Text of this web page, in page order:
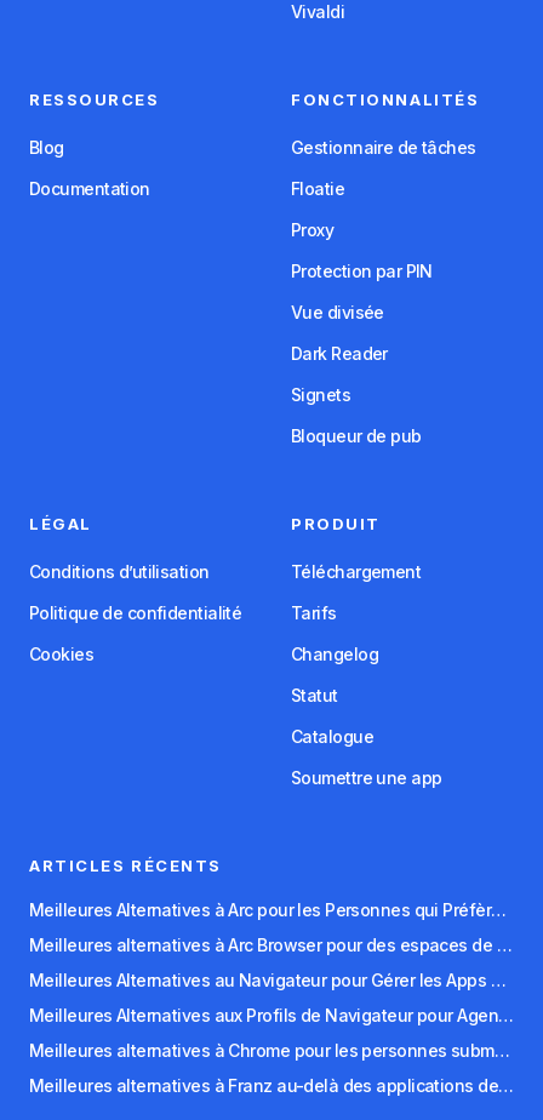
Vivaldi
RESSOURCES
Blog
Documentation
FONCTIONNALITÉS
Gestionnaire de tâches
Floatie
Proxy
Protection par PIN
Vue divisée
Dark Reader
Signets
Bloqueur de pub
LÉGAL
Conditions d’utilisation
Politique de confidentialité
Cookies
PRODUIT
Téléchargement
Tarifs
Changelog
Statut
Catalogue
Soumettre une app
ARTICLES RÉCENTS
Meilleures Alternatives à Arc pour les Personnes qui Préfèrent les Flux de Travail au Clavier
Meilleures alternatives à Arc Browser pour des espaces de travail organisés
Meilleures Alternatives au Navigateur pour Gérer les Apps SaaS
Meilleures Alternatives aux Profils de Navigateur pour Agences et Freelances
Meilleures alternatives à Chrome pour les personnes submergées par les onglets
Meilleures alternatives à Franz au-delà des applications de messagerie